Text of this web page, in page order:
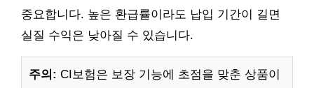
중요합니다. 높은 환급률이라도 납입 기간이 길면
실질 수익은 낮아질 수 있습니다.
주의: CI보험은 보장 기능에 초점을 맞춘 상품이